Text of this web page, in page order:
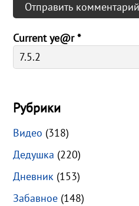
Current ye@r*
Рубрики
Видео (318)
Дедушка (220)
Дневник (153)
Забавное (148)